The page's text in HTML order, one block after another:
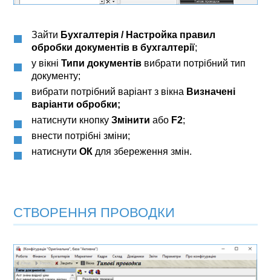
Зайти Бухгалтерія / Настройка правил
обробки документів в бухгалтерії;
у вікніТипи документів вибрати потрібний тип
документу;
вибрати потрібний варіант з вікна Визначені
варіанти обробки;
натиснути кнопкуЗмінити або F2;
внести потрібні зміни;
натиснутиОК для збереження змін.
CТВОРЕННЯ ПРОВОДКИ